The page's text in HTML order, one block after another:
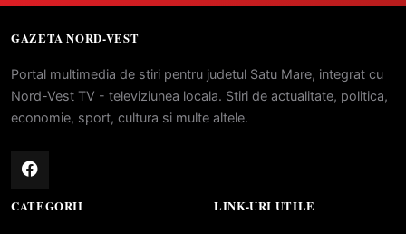
GAZETA NORD-VEST
Portal multimedia de stiri pentru judetul Satu Mare, integrat cu
Nord-Vest TV - televiziunea locala. Stiri de actualitate, politica,
economie, sport, cultura si multe altele.
CATEGORII LINK-URI UTILE